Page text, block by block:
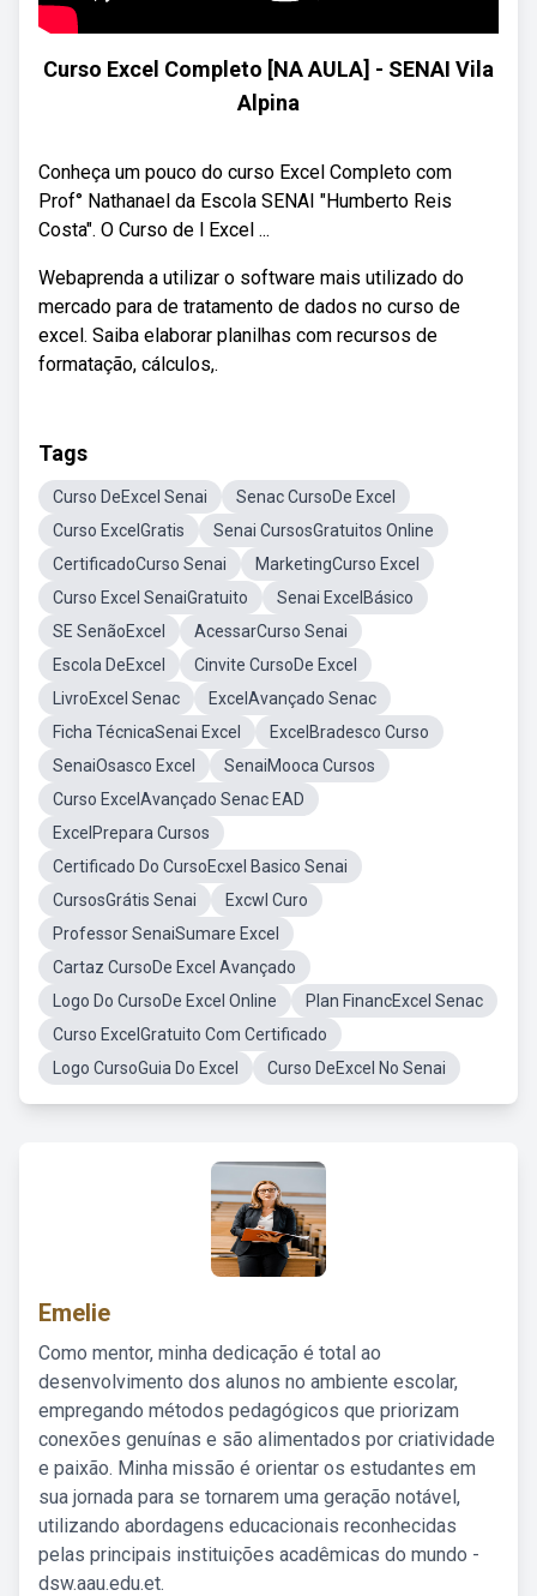
Curso Excel Completo [NA AULA] - SENAI Vila
Alpina
Conheça um pouco do curso Excel Completo com
Prof° Nathanael da Escola SENAI "Humberto Reis
Costa". O Curso de l Excel ...
Webaprenda a utilizar o software mais utilizado do
mercado para de tratamento de dados no curso de
excel. Saiba elaborar planilhas com recursos de
formatação, cálculos,.
Tags
Curso DeExcel Senai
Senac CursoDe Excel
Curso ExcelGratis
Senai CursosGratuitos Online
CertificadoCurso Senai
MarketingCurso Excel
Curso Excel SenaiGratuito
Senai ExcelBásico
SE SenãoExcel
AcessarCurso Senai
Escola DeExcel
Cinvite CursoDe Excel
LivroExcel Senac
ExcelAvançado Senac
Ficha TécnicaSenai Excel
ExcelBradesco Curso
SenaiOsasco Excel
SenaiMooca Cursos
Curso ExcelAvançado Senac EAD
ExcelPrepara Cursos
Certificado Do CursoEcxel Basico Senai
CursosGrátis Senai
Excwl Curo
Professor SenaiSumare Excel
Cartaz CursoDe Excel Avançado
Logo Do CursoDe Excel Online
Plan FinancExcel Senac
Curso ExcelGratuito Com Certificado
Logo CursoGuia Do Excel
Curso DeExcel No Senai
Emelie
Como mentor, minha dedicação é total ao
desenvolvimento dos alunos no ambiente escolar,
empregando métodos pedagógicos que priorizam
conexões genuínas e são alimentados por criatividade
e paixão. Minha missão é orientar os estudantes em
sua jornada para se tornarem uma geração notável,
utilizando abordagens educacionais reconhecidas
pelas principais instituições acadêmicas do mundo -
dsw.aau.edu.et.